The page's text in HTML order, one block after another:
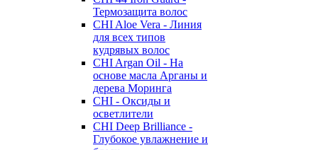
Термозащита волос
CHI Aloe Vera - Линия
для всех типов
кудрявых волос
CHI Argan Oil - На
основе масла Арганы и
дерева Моринга
CHI - Оксиды и
осветлители
CHI Deep Brilliance -
Глубокое увлажнение и